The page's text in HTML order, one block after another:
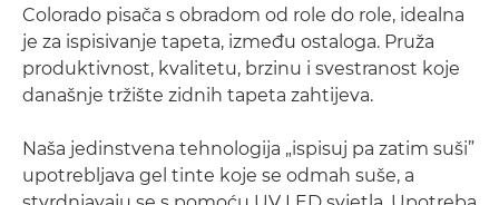
Colorado pisača s obradom od role do role, idealna
je za ispisivanje tapeta, između ostaloga. Pruža
produktivnost, kvalitetu, brzinu i svestranost koje
današnje tržište zidnih tapeta zahtijeva.
Naša jedinstvena tehnologija „ispisuj pa zatim suši”
upotrebljava gel tinte koje se odmah suše, a